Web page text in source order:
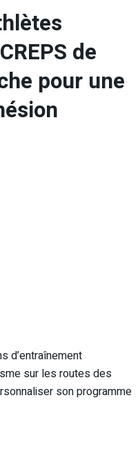
de
pour une
d’entraînement
sur les routes des
son programme